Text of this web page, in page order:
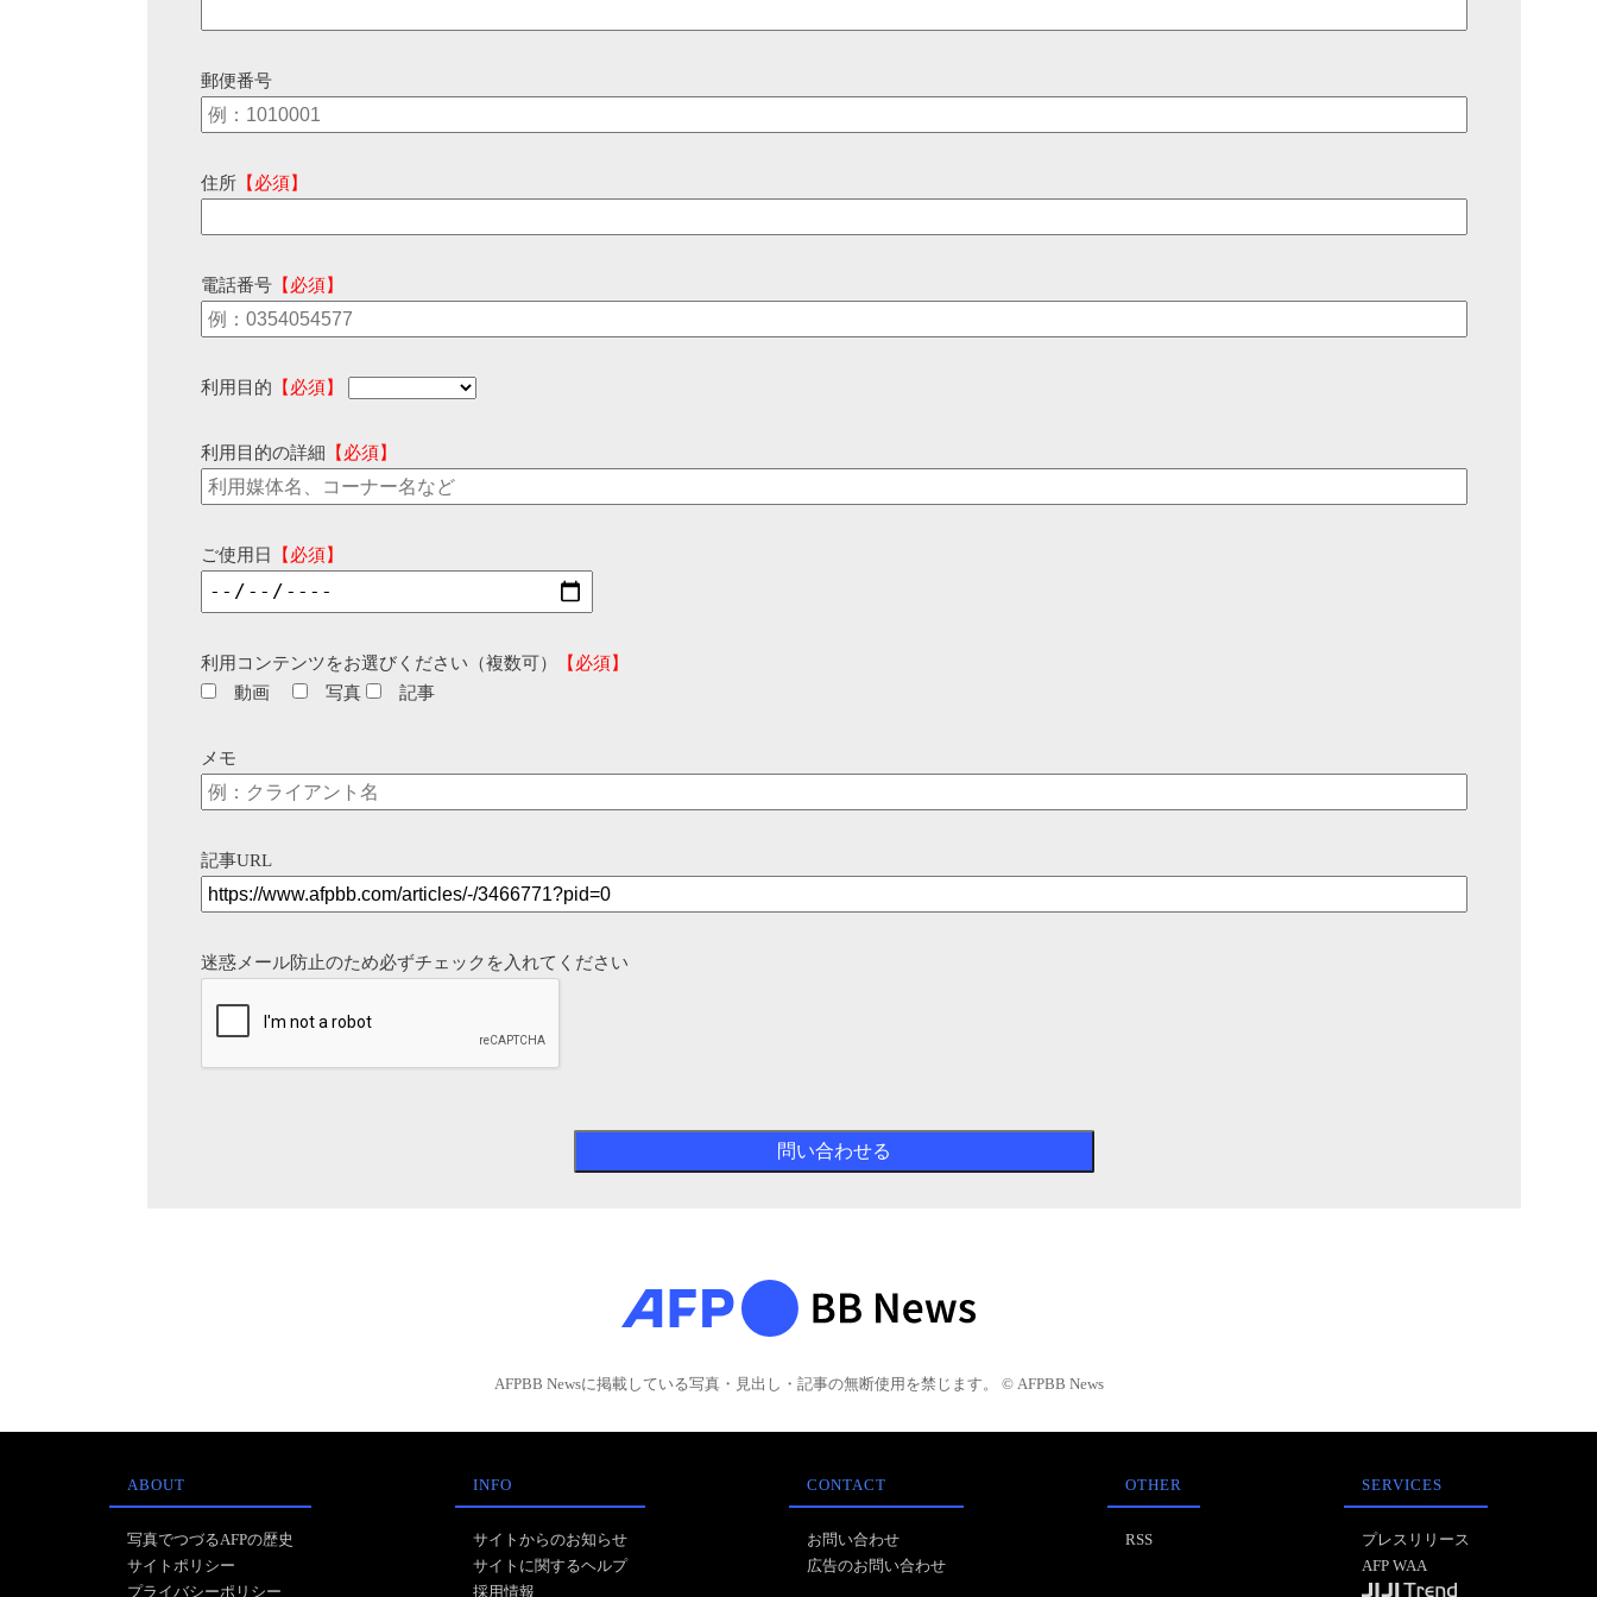
郵便番号
住所 【必須】
電話番号 【必須】
利用目的 【必須】
利用目的の詳細 【必須】
ご使用日 【必須】
利用コンテンツをお選びください（複数可）
【必須】
動画
写真 記事
メモ
記事URL
迷惑メール防止のため必ずチェックを入れてください
AFPBB Newsに掲載している写真・見出し・記事の無断使用を禁じます。 © AFPBB News
ABOUT
写真でつづるAFPの歴史
サイトポリシー
プライバシーポリシー
INFO
サイトからのお知らせ
サイトに関するヘルプ
採用情報
CONTACT
お問い合わせ
広告のお問い合わせ
OTHER
RSS
SERVICES
プレスリリース
AFP WAA